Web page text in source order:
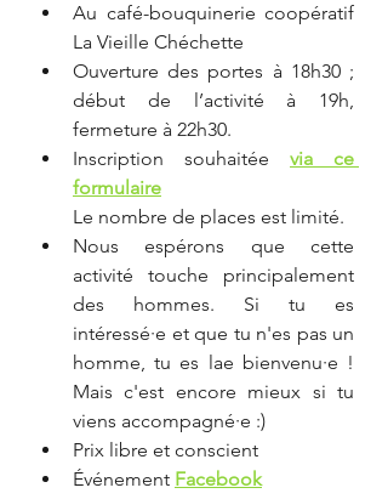
Au café-bouquinerie coopératif
La Vieille Chéchette
Ouverture des portes à 18h30 ;
début de l’activité à 19h,
fermeture à 22h30.
Inscription souhaitée via ce
formulaire
Le nombre de places est limité.
Nous espérons que cette
activité touche principalement
des hommes. Si tu es
intéressé·e et que tu n'es pas un
homme, tu es lae bienvenu·e !
Mais c'est encore mieux si tu
viens accompagné·e :)
Prix libre et conscient
Événement Facebook